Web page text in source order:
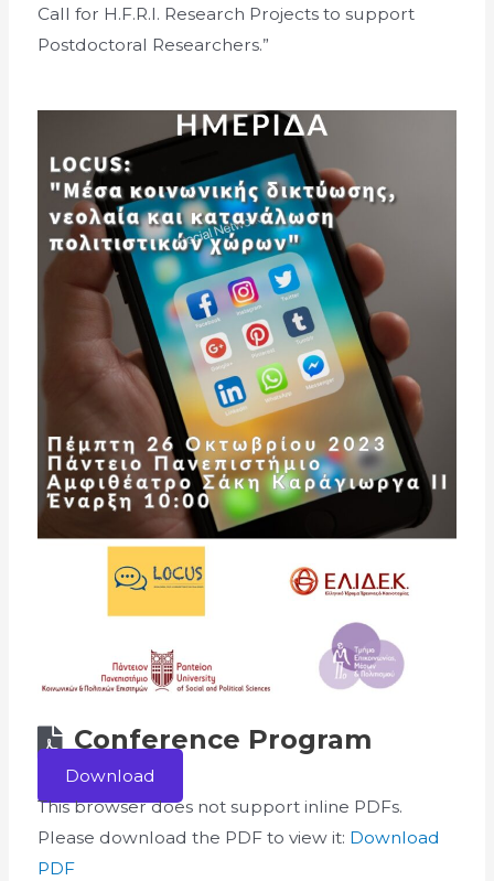
Call for H.F.R.I. Research Projects to support
Postdoctoral Researchers.”
Conference Program
Download
This browser does not support inline PDFs.
Please download the PDF to view it: Download
PDF